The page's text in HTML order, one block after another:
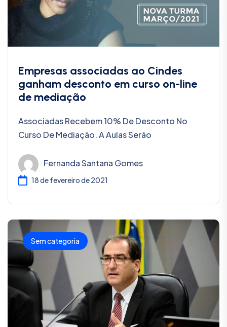
Empresas associadas ao Cindes
ganham desconto em curso on-line
de mediação
Associadas Recebem 10% De Desconto No
Curso De Mediação. A Aulas Serão
Fernanda Santana Gomes
18 de fevereiro de 2021
Sem categoria